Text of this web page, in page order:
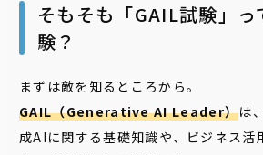
そもそも「GAIL試験」っ
験？
まずは敵を知るところから。
GAIL（Generative AI Leader）は
成AIに関する基礎知識や、ビジネス活